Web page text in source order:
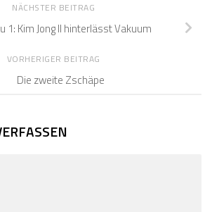
NÄCHSTER BEITRAG
1: Kim Jong Il hinterlässt Vakuum
VORHERIGER BEITRAG
Die zweite Zschäpe